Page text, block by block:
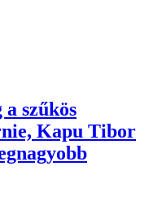
szűkös
Kapu Tibor